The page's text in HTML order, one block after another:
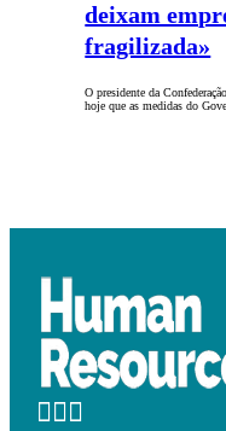
deixam
fragilizada»
O presidente da
hoje que as medidas do